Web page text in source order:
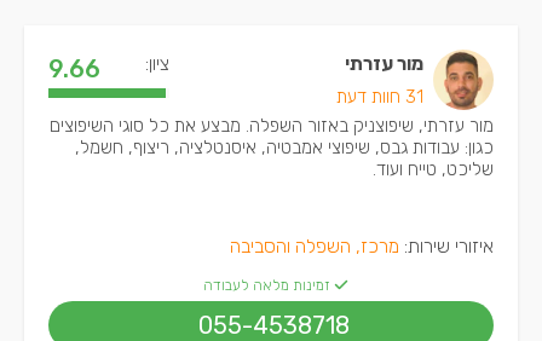
מור עזרתי
31 חוות דעת
ציון: 9.66
מור עזרתי, שיפוצניק באזור השפלה. מבצע את כל סוגי השיפוצים
כגון: עבודות גבס, שיפוצי אמבטיה, איסנטלציה, ריצוף, חשמל,
שליכט, טייח ועוד.
איזורי שירות: מרכז, השפלה והסביבה
זמינות מלאה לעבודה
055-4538718